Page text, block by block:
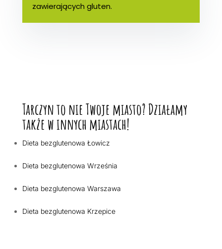
zawierających gluten.
Tarczyn to nie Twoje miasto? Działamy
także w innych miastach!
Dieta bezglutenowa Łowicz
Dieta bezglutenowa Września
Dieta bezglutenowa Warszawa
Dieta bezglutenowa Krzepice